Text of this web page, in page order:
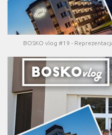
BOSKO vlog #19 -